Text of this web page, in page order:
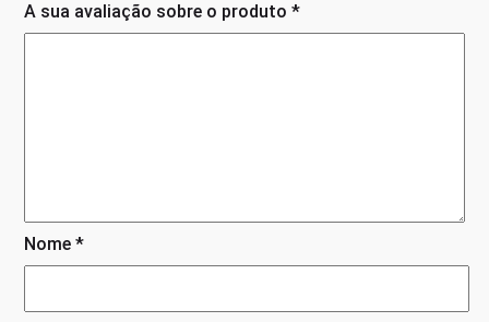
A sua avaliação sobre o produto*
Nome*